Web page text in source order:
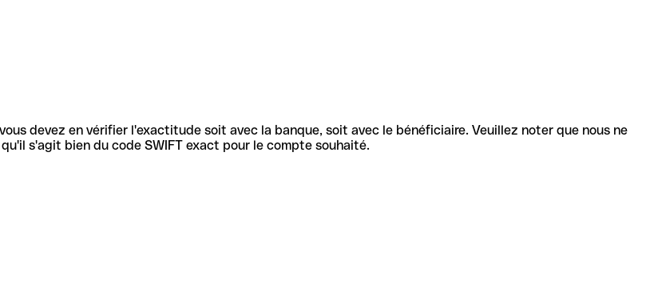
devez en vérifier l'exactitude soit avec la banque, soit avec le bénéficiaire. Veuillez noter que nous ne
s'agit bien du code SWIFT exact pour le compte souhaité.